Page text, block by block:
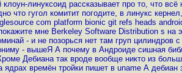
линуксоид рассказывает про то, что всё
что гугол комитит погодите, в линукс
com platform bionic git refs heads
мне Berkeley Software Distribution s на
- и не позорься нет там груп цилиндров
- вышеЯ А почему в Андроиде сишная
Дебиана так вроде вообще никто из
ядрах времён тройки пишет в uname А дебиан